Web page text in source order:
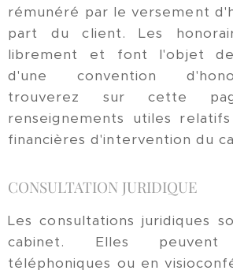
rémunéré par le versement
part du client. Les
librement et font l'objet de
d'une convention
trouverez sur cette
renseignements utiles
financières d'intervention du
CONSULTATION JURIDIQUE
Les consultations juridiques
cabinet. Elles
téléphoniques ou en